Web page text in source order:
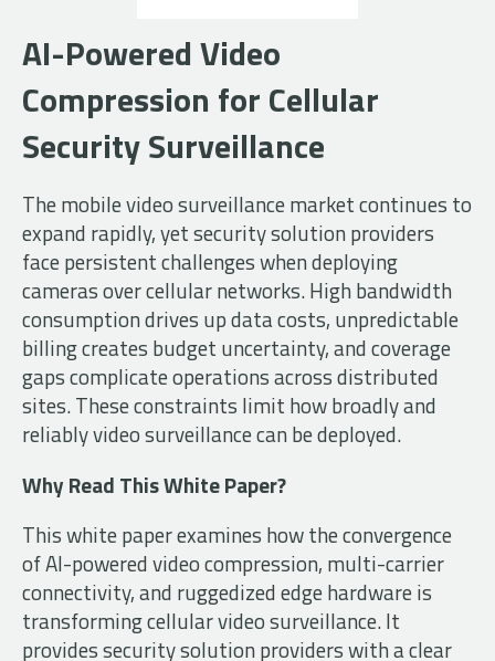
AI-Powered Video
Compression for Cellular
Security Surveillance
The mobile video surveillance market continues to
expand rapidly, yet security solution providers
face persistent challenges when deploying
cameras over cellular networks. High bandwidth
consumption drives up data costs, unpredictable
billing creates budget uncertainty, and coverage
gaps complicate operations across distributed
sites. These constraints limit how broadly and
reliably video surveillance can be deployed.
Why Read This White Paper?
This white paper examines how the convergence
of AI-powered video compression, multi-carrier
connectivity, and ruggedized edge hardware is
transforming cellular video surveillance. It
provides security solution providers with a clear